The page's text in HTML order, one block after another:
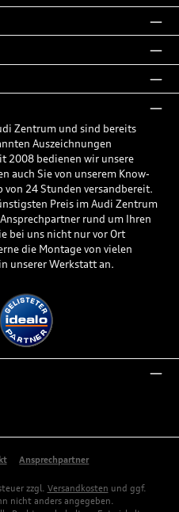
Zentrum und sind bereits
Auszeichnungen
2008 bedienen wir unsere
auch Sie von unserem Know-
24 Stunden versandbereit.
Preis im Audi Zentrum
rund um Ihren
bei uns nicht nur vor Ort
die Montage von vielen
unserer Werkstatt an.
Ansprechpartner
zzgl. Versandkosten und ggf.
nicht anders angegeben.